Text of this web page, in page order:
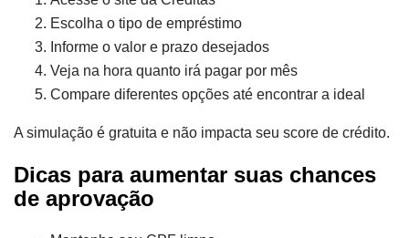
Escolha o tipo de empréstimo
Informe o valor e prazo desejados
Veja na hora quanto irá pagar por mês
Compare diferentes opções até encontrar a ideal
A simulação é gratuita e não impacta seu score de crédito.
Dicas para aumentar suas chances
de aprovação